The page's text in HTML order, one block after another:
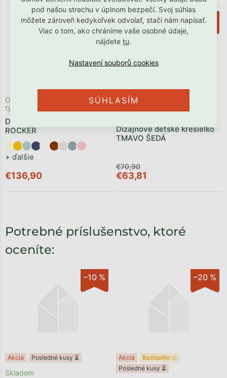
pod našou strechu v úplnom bezpečí. Svoj súhlas
môžete zároveň kedykoľvek odvolať, stačí nám napísať.
Viac o tom, ako chránime vaše osobné údaje,
nájdete tu.
SÚHLASÍM
Detský penový taburet
ROCKER
+ ďalšie
Odosielame počas 1 - 3
týždňov
€136,90
–10 %
Akcia
Dizajnové detské kresielko
TMAVO ŠEDÁ
€70,90
€63,81
Potrebné príslušenstvo, ktoré
oceníte:
–10 %
Akcia Posledné kusy ⏳
Skladom
–20 %
Akcia
Bestseller ✩
Posledné kusy ⏳